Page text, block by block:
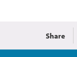
Share